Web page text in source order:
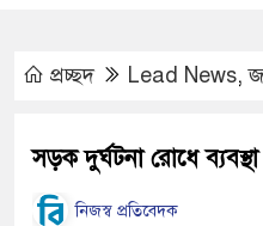
প্রচ্ছদ Lead News,
সড়ক দুর্ঘটনা রোধে ব্যবস্থা
নিজস্ব প্রতিবেদক